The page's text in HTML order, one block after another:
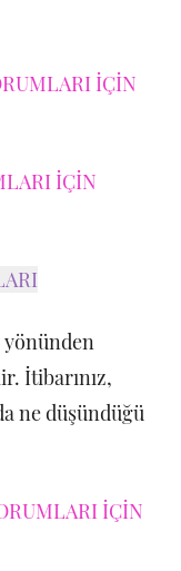
İÇİN
İÇİN
yönünden
İtibarınız,
ne düşündüğü
İÇİN